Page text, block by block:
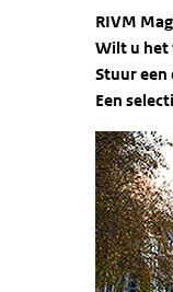
RIVM
Wilt u het
Stuur een
Een